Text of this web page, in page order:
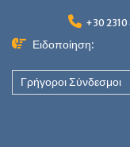
content
+30 2310
Ειδοποίηση:
Γρήγοροι Σύνδεσμοι